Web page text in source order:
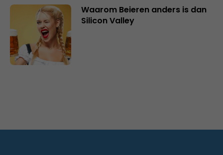
Waarom Beieren anders is dan
Silicon Valley